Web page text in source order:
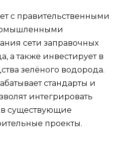
с правительственными
сети заправочных
а также инвестирует в
зелёного водорода.
стандарты и
интегрировать
существующие
проекты.